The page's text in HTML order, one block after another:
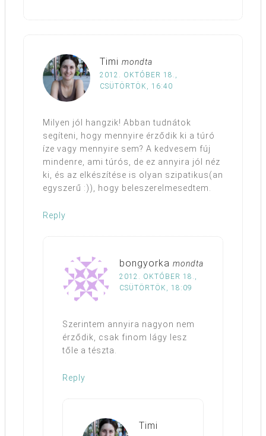
Timi mondta
2012. OKTÓBER 18.,
CSÜTÖRTÖK, 16:40
Milyen jól hangzik! Abban tudnátok
segíteni, hogy mennyire érződik ki a túró
íze vagy mennyire sem? A kedvesem fúj
mindenre, ami túrós, de ez annyira jól néz
ki, és az elkészítése is olyan szipatikus(an
egyszerű :)), hogy beleszerelmesedtem.
Reply
bongyorka mondta
2012. OKTÓBER 18.,
CSÜTÖRTÖK, 18:09
Szerintem annyira nagyon nem
érződik, csak finom lágy lesz
tőle a tészta.
Reply
Timi